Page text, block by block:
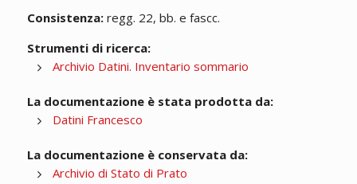
Consistenza:regg. 22, bb. e fascc.
Strumenti di ricerca:
Archivio Datini. Inventario sommario
La documentazione è stata prodotta da:
Datini Francesco
La documentazione è conservata da:
Archivio di Stato di Prato